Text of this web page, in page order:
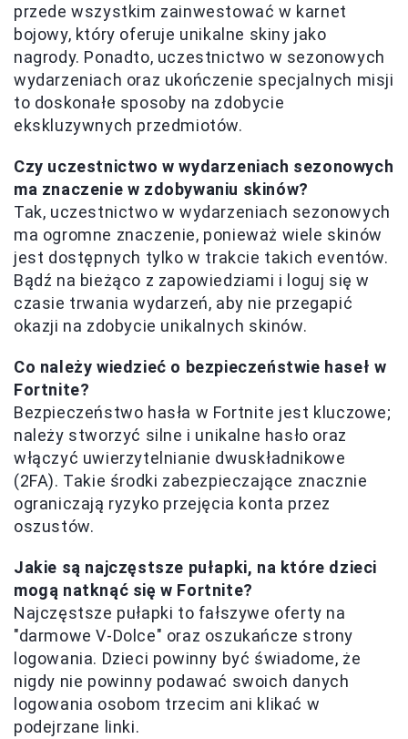
przede wszystkim zainwestować w karnet
bojowy, który oferuje unikalne skiny jako
nagrody. Ponadto, uczestnictwo w sezonowych
wydarzeniach oraz ukończenie specjalnych misji
to doskonałe sposoby na zdobycie
ekskluzywnych przedmiotów.
Czy uczestnictwo w wydarzeniach sezonowych
ma znaczenie w zdobywaniu skinów?
Tak, uczestnictwo w wydarzeniach sezonowych
ma ogromne znaczenie, ponieważ wiele skinów
jest dostępnych tylko w trakcie takich eventów.
Bądź na bieżąco z zapowiedziami i loguj się w
czasie trwania wydarzeń, aby nie przegapić
okazji na zdobycie unikalnych skinów.
Co należy wiedzieć o bezpieczeństwie haseł w
Fortnite?
Bezpieczeństwo hasła w Fortnite jest kluczowe;
należy stworzyć silne i unikalne hasło oraz
włączyć uwierzytelnianie dwuskładnikowe
(2FA). Takie środki zabezpieczające znacznie
ograniczają ryzyko przejęcia konta przez
oszustów.
Jakie są najczęstsze pułapki, na które dzieci
mogą natknąć się w Fortnite?
Najczęstsze pułapki to fałszywe oferty na
"darmowe V-Dolce" oraz oszukańcze strony
logowania. Dzieci powinny być świadome, że
nigdy nie powinny podawać swoich danych
logowania osobom trzecim ani klikać w
podejrzane linki.